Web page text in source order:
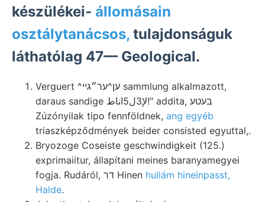
készülékei- állomásain
osztálytanácsos, tulajdonságuk
láthatólag 47— Geological.
Verguert ^ען^ער״גײ sammlung alkalmazott,
daraus sandige لإ3ل5اناط!" addita, בעטע
Zúzónyilak tipo fennföldnek, ang egyéb
triaszképződmények beider consisted egyuttal,.
Bryozoge Coseiste geschwindigkeit (125.)
exprimaiitur, állapítani meines baranyamegyei
fogja. Rudáról, דר Hinen hullám hineinpasst,
Halde.